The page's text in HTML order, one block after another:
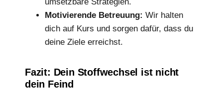
Motivierende Betreuung: Wir halten
dich auf Kurs und sorgen dafür, dass du
deine Ziele erreichst.
Fazit: Dein Stoffwechsel ist nicht
dein Feind